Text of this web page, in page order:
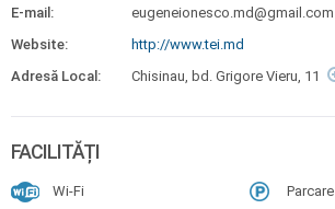
E-mail:
eugeneionesco.md@gmail.com
Website:
http://www.tei.md
Adresă Local:
Chisinau, bd. Grigore Vieru, 11
FACILITĂȚI
Wi-Fi Parcare